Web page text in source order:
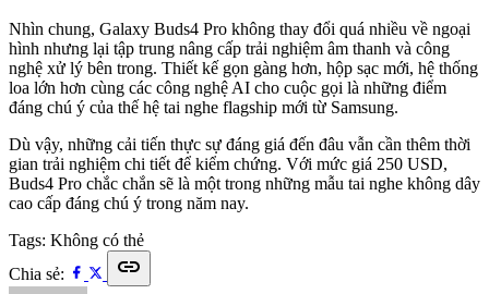
Nhìn chung, Galaxy Buds4 Pro không thay đổi quá nhiều về ngoại
hình nhưng lại tập trung nâng cấp trải nghiệm âm thanh và công
nghệ xử lý bên trong. Thiết kế gọn gàng hơn, hộp sạc mới, hệ thống
loa lớn hơn cùng các công nghệ AI cho cuộc gọi là những điểm
đáng chú ý của thế hệ tai nghe flagship mới từ Samsung.
Dù vậy, những cải tiến thực sự đáng giá đến đâu vẫn cần thêm thời
gian trải nghiệm chi tiết để kiểm chứng. Với mức giá 250 USD,
Buds4 Pro chắc chắn sẽ là một trong những mẫu tai nghe không dây
cao cấp đáng chú ý trong năm nay.
Tags: Không có thẻ
Chia sẻ:
link